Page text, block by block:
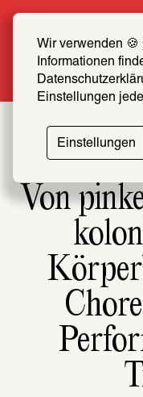
Wir verwenden
Informationen
Einstellungen
Einstellungen
Von